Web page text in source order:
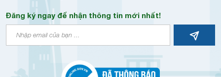
Đăng ký ngay để nhận thông tin mới nhất!